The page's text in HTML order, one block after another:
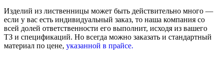
Изделий из лиственницы может быть действительно много —
если у вас есть индивидуальный заказ, то наша компания со
всей долей ответственности его выполнит, исходя из вашего
ТЗ и спецификаций. Но всегда можно заказать и стандартный
материал по цене, указанной в прайсе.